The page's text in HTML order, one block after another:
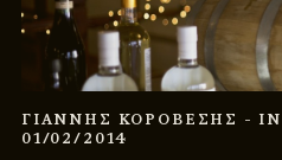
ΓΙΑΝΝΗΣ ΚΟΡΟΒΕΣΗΣ -
01/02/2014